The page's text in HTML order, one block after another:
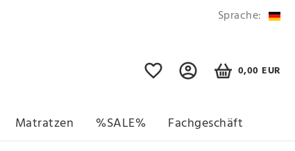
Sprache:
0,00 EUR
Matratzen %SALE% Fachgeschäft